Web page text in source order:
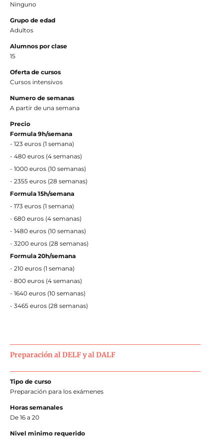
Ninguno
Grupo de edad
Adultos
Alumnos por clase
15
Oferta de cursos
Cursos intensivos
Numero de semanas
A partir de una semana
Precio
Formula 9h/semana
- 123 euros (1 semana)
- 480 euros (4 semanas)
- 1000 euros (10 semanas)
- 2355 euros (28 semanas)
Formula 15h/semana
- 173 euros (1 semana)
- 680 euros (4 semanas)
- 1480 euros (10 semanas)
- 3200 euros (28 semanas)
Formula 20h/semana
- 210 euros (1 semana)
- 800 euros (4 semanas)
- 1640 euros (10 semanas)
- 3465 euros (28 semanas)
Preparación al DELF y al DALF
Tipo de curso
Preparación para los exámenes
Horas semanales
De 16 a 20
Nivel minimo requerido